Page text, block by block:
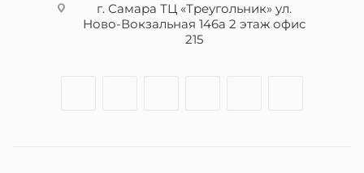
г. Самара ТЦ «Треугольник» ул.
Ново-Вокзальная 146а 2 этаж офис
215